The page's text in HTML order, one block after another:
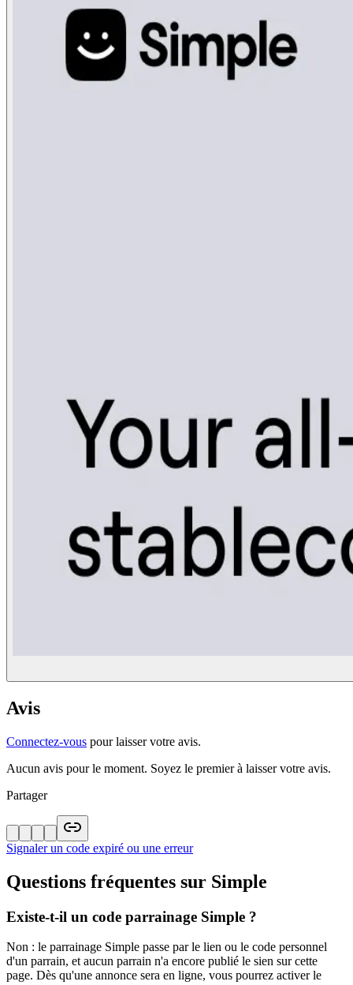
Avis
Connectez-vous pour laisser votre avis.
Aucun avis pour le moment. Soyez le premier à laisser votre avis.
Partager
Signaler un code expiré ou une erreur
Questions fréquentes sur Simple
Existe-t-il un code parrainage Simple ?
Non : le parrainage Simple passe par le lien ou le code personnel
d'un parrain, et aucun parrain n'a encore publié le sien sur cette
page. Dès qu'une annonce sera en ligne, vous pourrez activer le